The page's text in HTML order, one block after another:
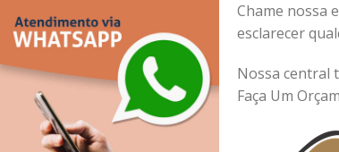
Chame nossa
esclarecer
Nossa central
Faça Um